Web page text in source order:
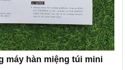
máy hàn miệng túi mini